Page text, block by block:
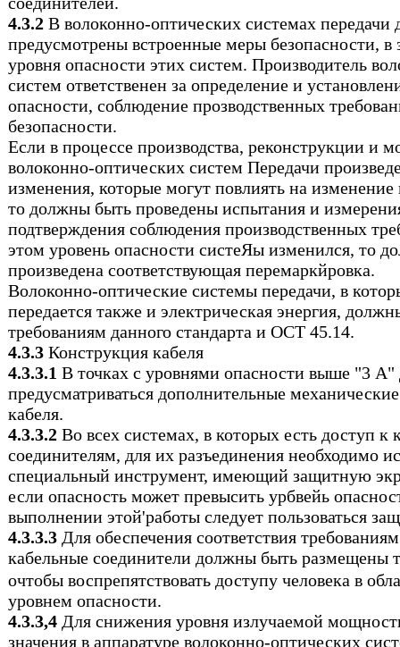
4.3.2 В волоконно-оптических системах
предусмотрены встроенные меры безопасности, в
уровня опасности этих систем. Производитель
систем ответственен за определение и
опасности, соблюдение прозводственных
безопасности.
Если в процессе производства, реконструкции и
волоконно-оптических систем Передачи
изменения, которые могут повлиять на
то должны быть проведены испытания и
подтверждения соблюдения производственных
этом уровень опасности систеЯы изменился, то
произведена соответствующая перемаркйровка.
Волоконно-оптические системы передачи, в
передается также и электрическая энергия,
требованиям данного стандарта и ОСТ 45.14.
4.3.3 Конструкция кабеля
4.3.3.1 В точках с уровнями опасности выше "3
предусматриваться дополнительные
кабеля.
4.3.3.2 Во всех системах, в которых есть доступ к
соединителям, для их разъединения необходимо
специальный инструмент, имеющий защитную
если опасность может превысить урбвейь
выполнении этой'работы следует пользоваться
4.3.3.3 Для обеспечения соответствия
кабельные соединители должны быть размещены
oчтобы воспрепятствовать доступу человека в
уровнем опасности.
4.3.3,4 Для снижения уровня излучаемой
значения в аппаратуре волоконно-оптических